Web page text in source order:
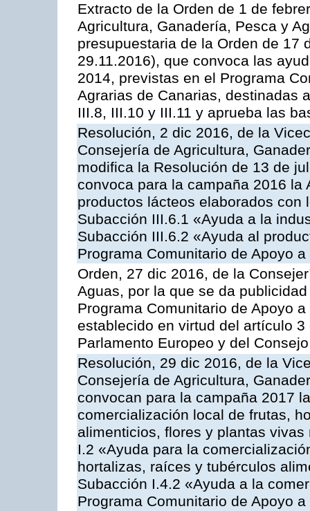
Extracto de la Orden de 1 de
Agricultura, Ganadería, Pesca y
presupuestaria de la Orden de 17
29.11.2016), que convoca las
2014, previstas en el Programa
Agrarias de Canarias, destinadas
III.8, III.10 y III.11 y aprueba las
Resolución, 2 dic 2016, de la
Consejería de Agricultura,
modifica la Resolución de 13 de
convoca para la campaña 2016
productos lácteos elaborados
Subacción III.6.1 «Ayuda a la
Subacción III.6.2 «Ayuda al
Programa Comunitario de Apoyo
Orden, 27 dic 2016, de la
Aguas, por la que se da
Programa Comunitario de Apoyo
establecido en virtud del artículo
Parlamento Europeo y del Consejo
Resolución, 29 dic 2016, de la
Consejería de Agricultura,
convocan para la campaña 2017
comercialización local de frutas,
alimenticios, flores y plantas
I.2 «Ayuda para la
hortalizas, raíces y tubérculos
Subacción I.4.2 «Ayuda a la
Programa Comunitario de Apoyo